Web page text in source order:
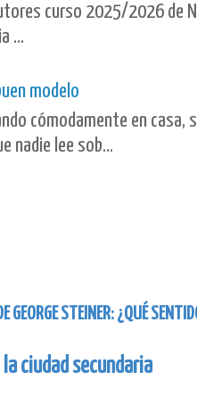
curso 2025/2026 de
...
modelo
cómodamente en
nadie lee sob...
GEORGE STEINER: ¿QUÉ
ciudad secundaria